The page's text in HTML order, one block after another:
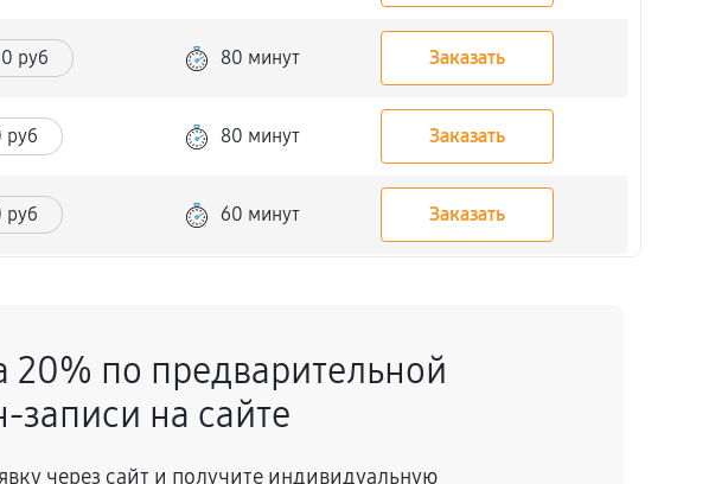
руб 80 минут Заказать
руб 80 минут Заказать
руб 60 минут Заказать
руб 70 минут Заказать
20% по предварительной
записи на сайте
через сайт и получите индивидуальную